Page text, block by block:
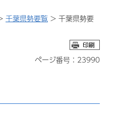
千葉県勢要覧 > 千葉県勢要
ページ番号：23990